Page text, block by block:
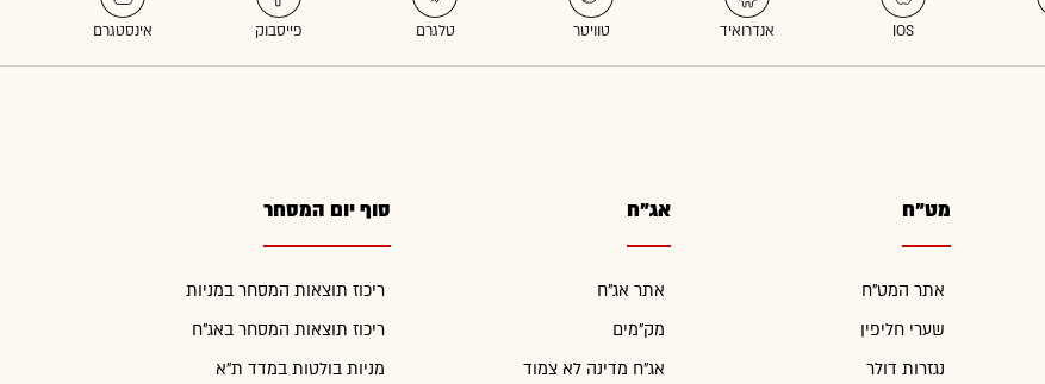
מט"ח
אתר המט"ח
שערי חליפין
נגזרות דולר
אג"ח
אתר אג"ח
מק"מים
אג"ח מדינה לא צמוד
סוף יום המסחר
ריכוז תוצאות המסחר במניות
ריכוז תוצאות המסחר באג"ח
מניות בולטות במדד ת"א